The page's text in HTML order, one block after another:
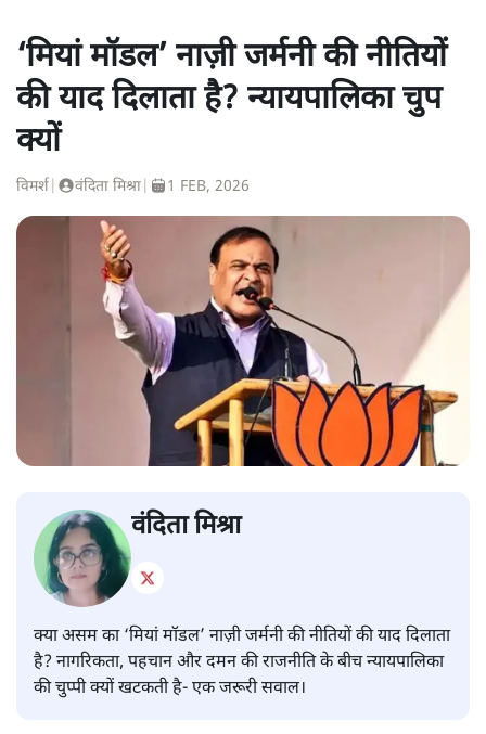
‘मियां मॉडल’ नाज़ी जर्मनी की नीतियों
की याद दिलाता है? न्यायपालिका चुप
क्यों
विमर्श वंदिता मिश्रा 1 FEB, 2026
वंदिता मिश्रा
क्या असम का ‘मियां मॉडल’ नाज़ी जर्मनी की नीतियों की याद दिलाता
है? नागरिकता, पहचान और दमन की राजनीति के बीच न्यायपालिका
की चुप्पी क्यों खटकती है- एक जरूरी सवाल।